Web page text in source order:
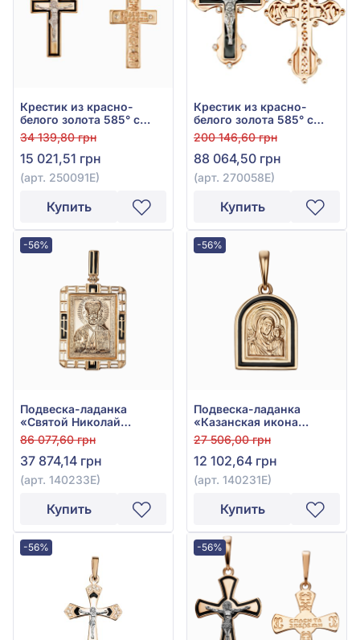
Крестик из красно-
белого золота 585° с
чёрной эмалью, арт.
250091Е
34 139,80 грн
15 021,51 грн
(арт. 250091Е)
Купить
Крестик из красно-
белого золота 585° с
чёрным фианитом (куб.
цирконий) и эмалью,
арт. 270058Е
200 146,60 грн
88 064,50 грн
(арт. 270058Е)
Купить
-56%
Подвеска-ладанка
«Святой Николай
Чудотворец» из
красного золота 585°,
арт. 140233Е
86 077,60 грн
37 874,14 грн
(арт. 140233Е)
Купить
-56%
Подвеска-ладанка
«Казанская икона
Божией Матери» из
красного золота 585° с
чёрной эмалью, арт.
140231Е
27 506,00 грн
12 102,64 грн
(арт. 140231Е)
Купить
-56% -56%